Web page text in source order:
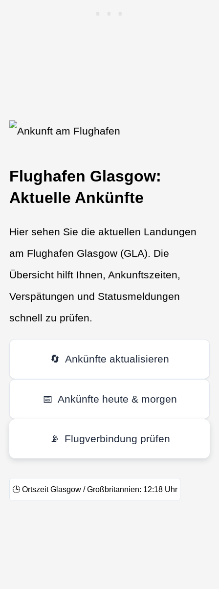
Flughafen Glasgow:
Aktuelle Ankünfte
Hier sehen Sie die aktuellen Landungen
am Flughafen Glasgow (GLA). Die
Übersicht hilft Ihnen, Ankunftszeiten,
Verspätungen und Statusmeldungen
schnell zu prüfen.
🔄 Ankünfte aktualisieren
📅 Ankünfte heute & morgen
📡 Flugverbindung prüfen
🕒 Ortszeit Glasgow / Großbritannien: 12:18 Uhr